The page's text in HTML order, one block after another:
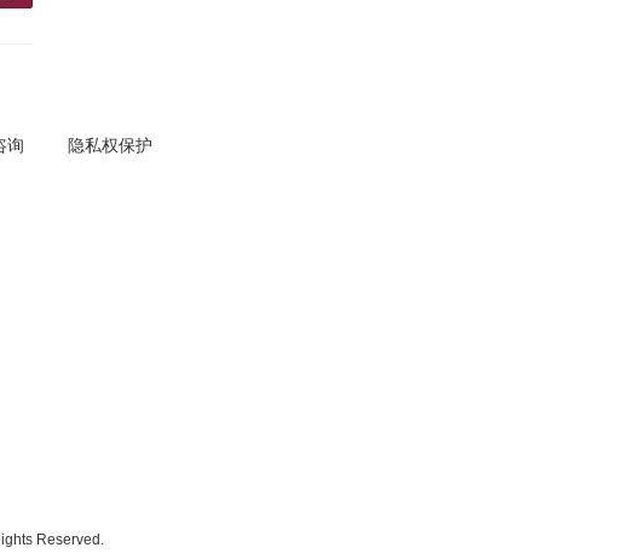
询 隐私权保护
Reserved.